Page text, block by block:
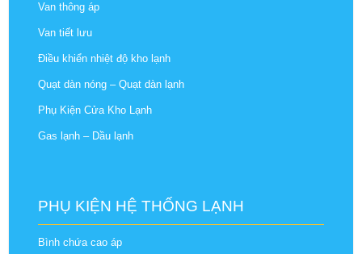
Van thông áp
Van tiết lưu
Điều khiển nhiệt độ kho lạnh
Quạt dàn nóng – Quạt dàn lạnh
Phụ Kiện Cửa Kho Lạnh
Gas lạnh – Dầu lạnh
PHỤ KIỆN HỆ THỐNG LẠNH
Bình chứa cao áp